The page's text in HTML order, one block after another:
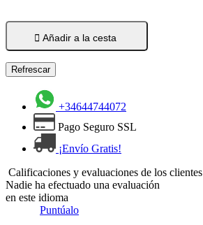
 Añadir a la cesta
+34644744072
Pago Seguro SSL
¡Envío Gratis!
Calificaciones y evaluaciones de los clientes
Nadie ha efectuado una evaluación
en este idioma
Puntúalo